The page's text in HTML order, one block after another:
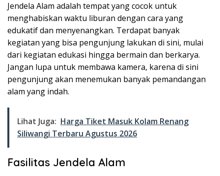
Jendela Alam adalah tempat yang cocok untuk
menghabiskan waktu liburan dengan cara yang
edukatif dan menyenangkan. Terdapat banyak
kegiatan yang bisa pengunjung lakukan di sini, mulai
dari kegiatan edukasi hingga bermain dan berkarya.
Jangan lupa untuk membawa kamera, karena di sini
pengunjung akan menemukan banyak pemandangan
alam yang indah.
Lihat Juga: Harga Tiket Masuk Kolam Renang
Siliwangi Terbaru Agustus 2026
Fasilitas Jendela Alam